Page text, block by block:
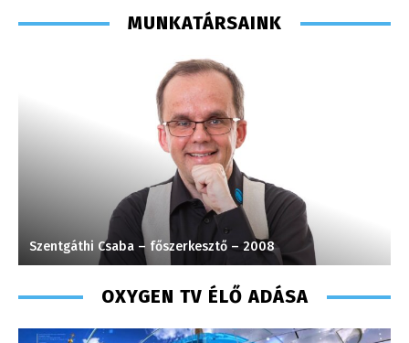
MUNKATÁRSAINK
Szentgáthi Csaba – főszerkesztő – 2008
OXYGEN TV ÉLŐ ADÁSA